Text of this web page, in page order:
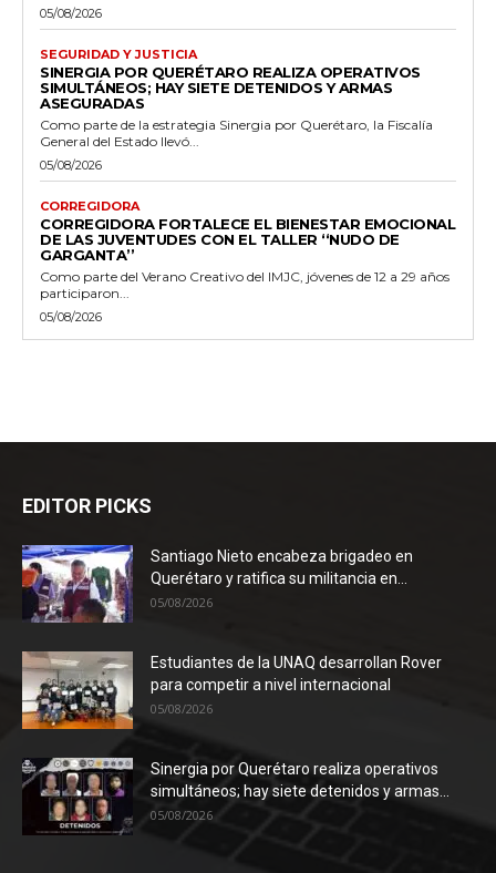
05/08/2026
SEGURIDAD Y JUSTICIA
SINERGIA POR QUERÉTARO REALIZA OPERATIVOS
SIMULTÁNEOS; HAY SIETE DETENIDOS Y ARMAS
ASEGURADAS
Como parte de la estrategia Sinergia por Querétaro, la Fiscalía
General del Estado llevó...
05/08/2026
CORREGIDORA
CORREGIDORA FORTALECE EL BIENESTAR EMOCIONAL
DE LAS JUVENTUDES CON EL TALLER ‘‘NUDO DE
GARGANTA’’
Como parte del Verano Creativo del IMJC, jóvenes de 12 a 29 años
participaron...
05/08/2026
EDITOR PICKS
Santiago Nieto encabeza brigadeo en
Querétaro y ratifica su militancia en...
05/08/2026
Estudiantes de la UNAQ desarrollan Rover
para competir a nivel internacional
05/08/2026
Sinergia por Querétaro realiza operativos
simultáneos; hay siete detenidos y armas...
05/08/2026